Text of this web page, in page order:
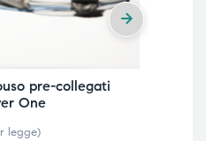
pre-collegati
One
legge)